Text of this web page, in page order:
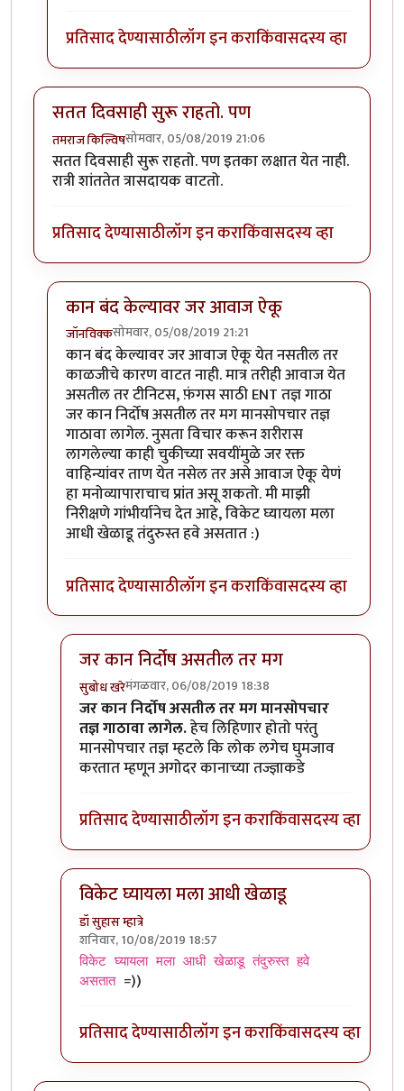
प्रतिसाद देण्यासाठीलॉग इन कराकिंवासदस्य व्हा
सतत दिवसाही सुरू राहतो. पण
तमराज किल्विषसोमवार, 05/08/2019 21:06
सतत दिवसाही सुरू राहतो. पण इतका लक्षात येत नाही.
रात्री शांततेत त्रासदायक वाटतो.
प्रतिसाद देण्यासाठीलॉग इन कराकिंवासदस्य व्हा
कान बंद केल्यावर जर आवाज ऐकू
जॉनविक्कसोमवार, 05/08/2019 21:21
In reply toसतत दिवसाही सुरू राहतो. पणbyतमराज
कान बंद केल्यावर जर आवाज ऐकू येत नसतील तर
काळजीचे कारण वाटत नाही. मात्र तरीही आवाज येत
असतील तर टीनिटस, फ़ंगस साठी ENT तज्ञ गाठा
जर कान निर्दोष असतील तर मग मानसोपचार तज्ञ
गाठावा लागेल. नुसता विचार करून शरीरास
लागलेल्या काही चुकीच्या सवयींमुळे जर रक्त
वाहिन्यांवर ताण येत नसेल तर असे आवाज ऐकू येणं
हा मनोव्यापाराचाच प्रांत असू शकतो. मी माझी
निरीक्षणे गांभीर्यानेच देत आहे, विकेट घ्यायला मला
आधी खेळाडू तंदुरुस्त हवे असतात :)
प्रतिसाद देण्यासाठीलॉग इन कराकिंवासदस्य व्हा
जर कान निर्दोष असतील तर मग
सुबोध खरेमंगळवार, 06/08/2019 18:38
In reply toकान बंद केल्यावर जर आवाज ऐकू
जर कान निर्दोष असतील तर मग मानसोपचार
तज्ञ गाठावा लागेल.हेच लिहिणार होतो परंतु
मानसोपचार तज्ञ म्हटले कि लोक लगेच घुमजाव
करतात म्हणून अगोदर कानाच्या तज्ज्ञाकडे
प्रतिसाद देण्यासाठीलॉग इन कराकिंवासदस्य व्हा
विकेट घ्यायला मला आधी खेळाडू
डॉ सुहास म्हात्रे
शनिवार, 10/08/2019 18:57
In reply to कान बंद केल्यावर जर आवाज ऐकू
विकेट घ्यायला मला आधी खेळाडू तंदुरुस्त हवे
असतात =))
प्रतिसाद देण्यासाठीलॉग इन कराकिंवासदस्य व्हा